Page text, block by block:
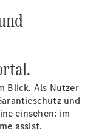
Blick. Als Nutzer
und
einsehen: im
assist.